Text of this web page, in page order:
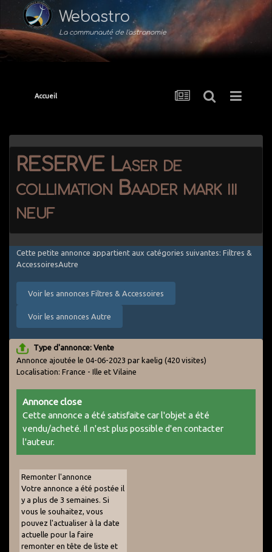
Webastro
La communauté de l'astronomie
Accueil
RESERVE Laser de
collimation Baader mark iii
neuf
Cette petite annonce appartient aux catégories suivantes: Filtres &
AccessoiresAutre
Voir les annonces Filtres & Accessoires
Voir les annonces Autre
Type d'annonce: Vente
Annonce ajoutée le 04-06-2023 par kaelig (420 visites)
Localisation: France - Ille et Vilaine
Annonce close
Cette annonce a été satisfaite car l'objet a été
vendu/acheté. Il n'est plus possible d'en contacter
l'auteur.
Remonter l'annonce
Votre annonce a été postée il
y a plus de 3 semaines. Si
vous le souhaitez, vous
pouvez l'actualiser à la date
actuelle pour la faire
remonter en tête de liste et